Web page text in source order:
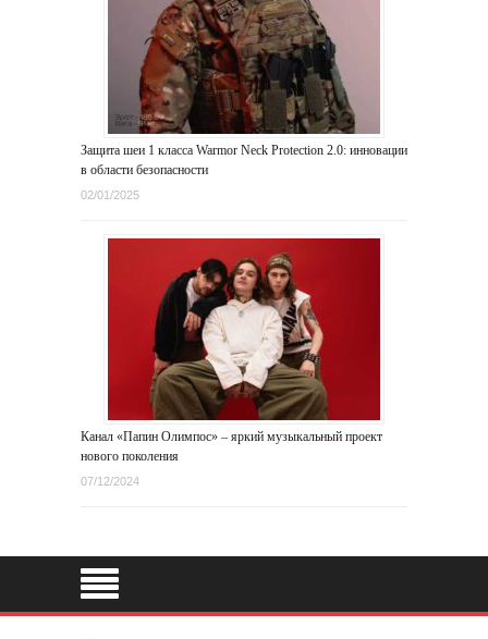
Защита шеи 1 класса Warmor Neck Protection 2.0: инновации
в области безопасности
02/01/2025
Канал «Папин Олимпос» – яркий музыкальный проект
нового поколения
07/12/2024